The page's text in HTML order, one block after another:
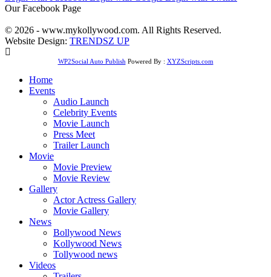
Our Facebook Page
© 2026 - www.mykollywood.com. All Rights Reserved.
Website Design: TRENDSZ UP
WP2Social Auto Publish Powered By : XYZScripts.com
Home
Events
Audio Launch
Celebrity Events
Movie Launch
Press Meet
Trailer Launch
Movie
Movie Preview
Movie Review
Gallery
Actor Actress Gallery
Movie Gallery
News
Bollywood News
Kollywood News
Tollywood news
Videos